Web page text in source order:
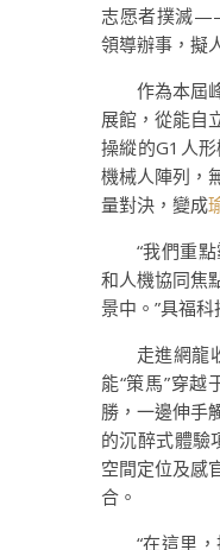
志愿者撲滅
領導辦事，擬
作為本屆
展館，從能自
操縱的G1人
機械人陣列，
量對決，變成
“我們重
和人機協同焦
景中。”具福
走進網龍
能“策馬”穿
勝，一邊伸手
的沉醉式體驗
空間定位及感
合。
“在這里